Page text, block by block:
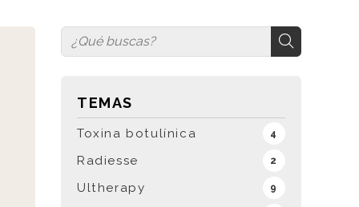
TEMAS
Toxina botulínica 4
Radiesse 2
Ultherapy 9